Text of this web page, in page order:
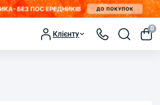
Клієнту
0